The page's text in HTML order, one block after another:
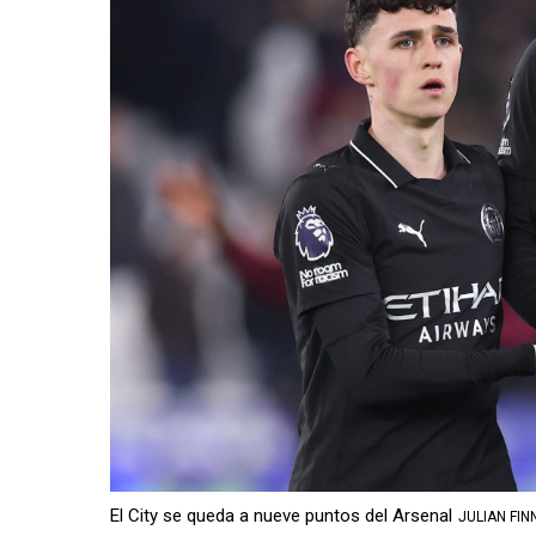
El City se queda a nueve puntos del Arsenal JULIAN